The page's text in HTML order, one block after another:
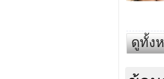
ดูทั้ง